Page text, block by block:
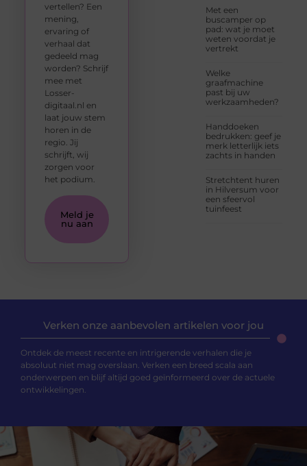
Met een
buscamper op
pad: wat je moet
weten voordat je
vertrekt
Welke
graafmachine
past bij uw
werkzaamheden?
Handdoeken
bedrukken: geef je
merk letterlijk iets
zachts in handen
Stretchtent huren
in Hilversum voor
een sfeervol
tuinfeest
vertellen? Een
mening,
ervaring of
verhaal dat
gedeeld mag
worden? Schrijf
mee met
Losser-
digitaal.nl en
laat jouw stem
horen in de
regio. Jij
schrijft, wij
zorgen voor
het podium.
Meld je
nu aan
Verken onze aanbevolen artikelen voor jou
Ontdek de meest recente en intrigerende verhalen die je
absoluut niet mag overslaan. Verken een breed scala aan
onderwerpen en blijf altijd goed geïnformeerd over de actuele
ontwikkelingen.